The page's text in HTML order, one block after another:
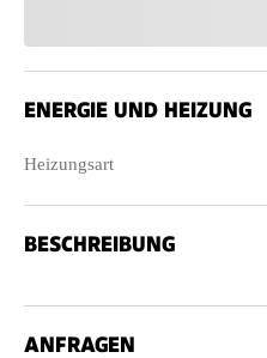
ENERGIE UND HEIZUNG
Heizungsart
BESCHREIBUNG
ANFRAGEN